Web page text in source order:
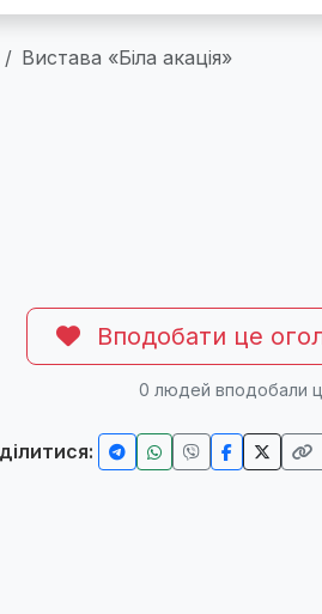
Вистава «Біла акація»
Вподобати це
0 людей вподобали